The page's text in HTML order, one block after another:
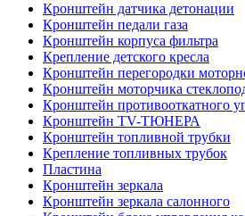
Кронштейн датчика детонации
Кронштейн педали газа
Кронштейн корпуса фильтра
Крепление детского кресла
Кронштейн перегородки
Кронштейн моторчика
Кронштейн противооткатного
Кронштейн TV-ТЮНЕРА
Кронштейн топливной трубки
Крепление топливных трубок
Пластина
Кронштейн зеркала
Кронштейн зеркала салонного